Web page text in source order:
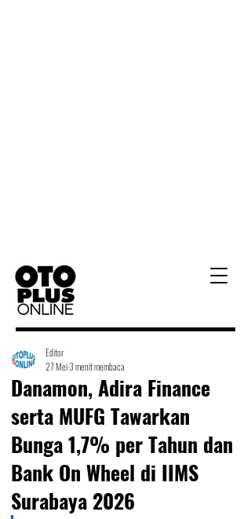
Danamon, Adira Finance
serta MUFG Tawarkan
Bunga 1,7% per Tahun dan
Bank On Wheel di IIMS
Surabaya 2026
Editor
27 Mei3 menit membaca